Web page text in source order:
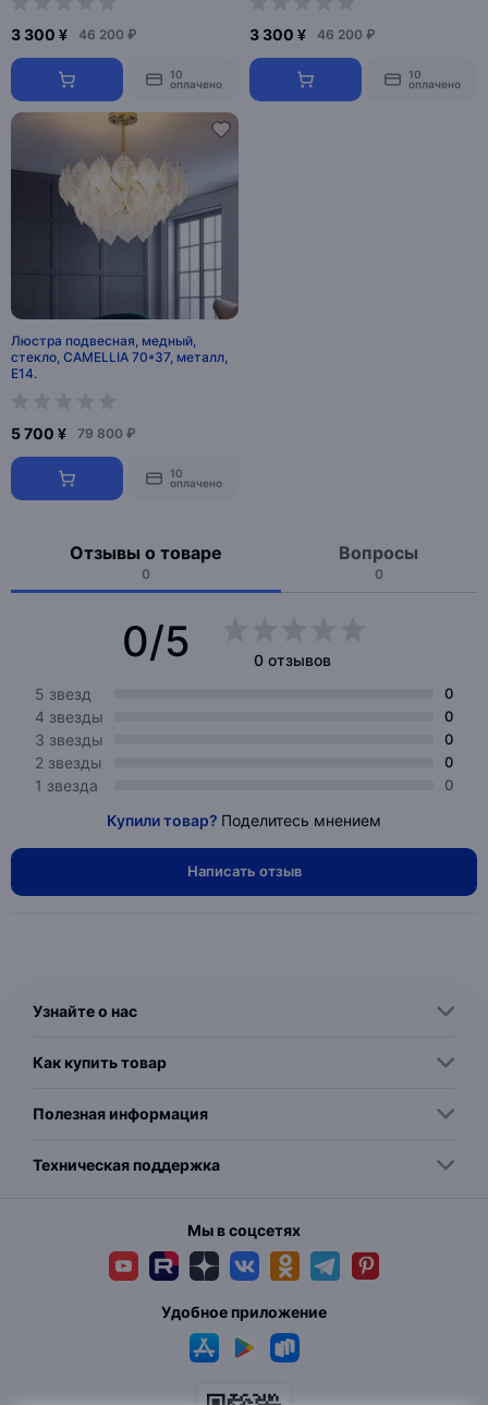
3 300 ¥ 46 200 ₽
10
оплачено
3 300 ¥ 46 200 ₽
10
оплачено
Люстра подвесная, медный,
стекло, CAMELLIA 70*37, металл,
E14.
5 700 ¥ 79 800 ₽
10
оплачено
Отзывы о товаре
0
Вопросы
0
0/5
0 отзывов
5 звезд
0
4 звезды 0
3 звезды 0
2 звезды 0
1 звезда 0
Купили товар? Поделитесь мнением
Написать отзыв
Узнайте о нас
Как купить товар
Полезная информация
Техническая поддержка
Мы в соцсетях
Удобное приложение